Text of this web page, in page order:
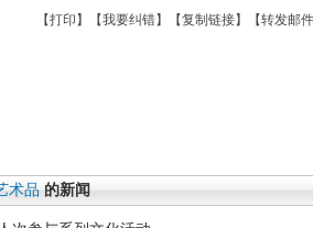
【打印 】【我要纠错】【复制链接】【转发邮件
术品 的新闻